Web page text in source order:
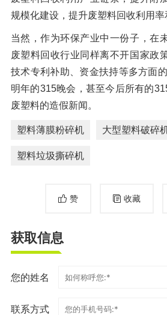
规模化建设，提升废塑料回收利用率
当然，作为环保产业中一份子，在
废塑料回收行业同样离不开国家政
技术专利补助、资金扶持等多方面
明年的315晚会，甚至今后所有的
废塑料的造假新闻。
塑料薄膜粉碎机 大型塑料破碎
塑料垃圾撕碎机
赞 收藏
获取信息
您的姓名
联系方式